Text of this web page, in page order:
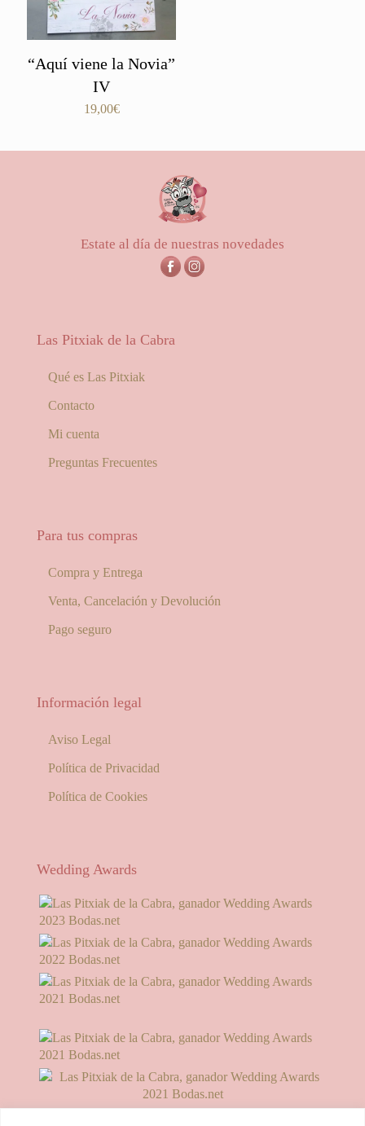
“Aquí viene la Novia”
IV
19,00€
Estate al día de nuestras novedades
Las Pitxiak de la Cabra
Qué es Las Pitxiak
Contacto
Mi cuenta
Preguntas Frecuentes
Para tus compras
Compra y Entrega
Venta, Cancelación y Devolución
Pago seguro
Información legal
Aviso Legal
Política de Privacidad
Política de Cookies
Wedding Awards